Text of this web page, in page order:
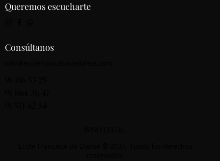
Queremos escucharte
Consúltanos